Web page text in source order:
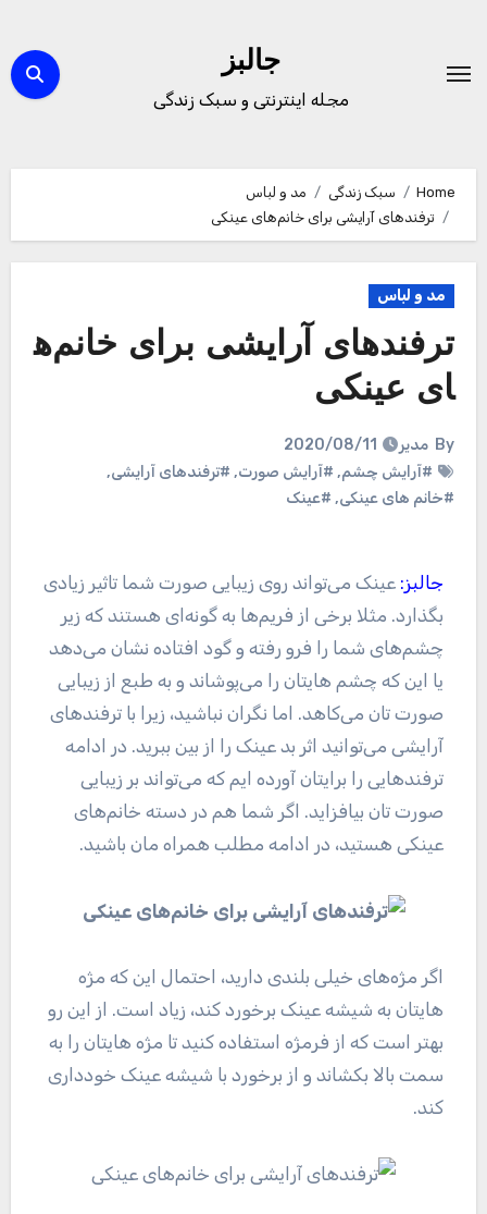
content
جالبز
مجله اینترنتی و سبک زندگی
Home سبک زندگی
مد و لباس
ترفند‌های آرایشی برای خانم‌های عینکی
مد و لباس
ترفند‌های آرایشی برای خانم‌ه
ای عینکی
By مدیر
2020/08/11
#آرایش چشم, #آرایش صورت, #ترفندهای آرایشی,
#خانم های عینکی, #عینک
جالبز: عینک می‌تواند روی زیبایی صورت شما تاثیر زیادی
بگذارد. مثلا برخی از فریم‌ها به گونه‌ای هستند که زیر
چشم‌های شما را فرو رفته و گود افتاده نشان می‌دهد
یا این که چشم هایتان را می‌پوشاند و به طبع از زیبایی
صورت تان می‌کاهد. اما نگران نباشید، زیرا با ترفند‌های
آرایشی می‌توانید اثر بد عینک را از بین ببرید. در ادامه
ترفند‌هایی را برایتان آورده ایم که می‌تواند بر زیبایی
صورت تان بیافزاید. اگر شما هم در دسته خانم‌های
عینکی هستید، در ادامه مطلب همراه مان باشید.
اگر مژه‌های خیلی بلندی دارید، احتمال این که مژه
هایتان به شیشه عینک برخورد کند، زیاد است. از این رو
بهتر است که از فرمژه استفاده کنید تا مژه هایتان را به
سمت بالا بکشاند و از برخورد با شیشه عینک خودداری
کند.